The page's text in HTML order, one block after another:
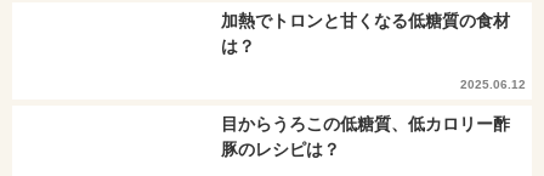
加熱でトロンと甘くなる低糖質の食材
は？
2025.06.12
目からうろこの低糖質、低カロリー酢
豚のレシピは？